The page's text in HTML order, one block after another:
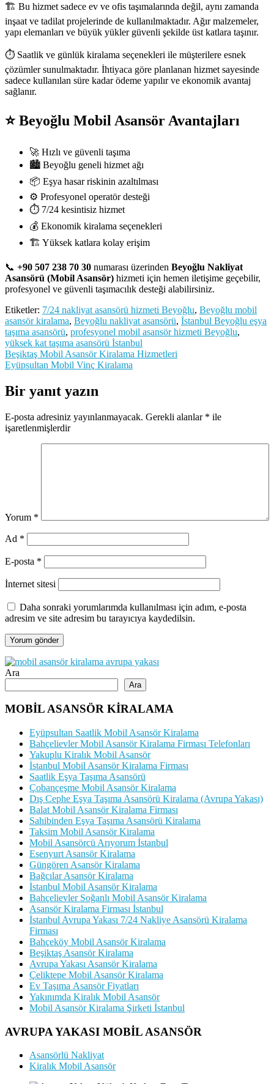
🏗️ Bu hizmet sadece ev ve ofis taşımalarında değil, aynı zamanda
inşaat ve tadilat projelerinde de kullanılmaktadır. Ağır malzemeler,
yapı elemanları ve büyük yükler güvenli şekilde üst katlara taşınır.
⏱️ Saatlik ve günlük kiralama seçenekleri ile müşterilere esnek
çözümler sunulmaktadır. İhtiyaca göre planlanan hizmet sayesinde
sadece kullanılan süre kadar ödeme yapılır ve ekonomik avantaj
sağlanır.
⭐ Beyoğlu Mobil Asansör Avantajları
🚀 Hızlı ve güvenli taşıma
🏙️ Beyoğlu geneli hizmet ağı
📦 Eşya hasar riskinin azaltılması
⚙️ Profesyonel operatör desteği
⏱️ 7/24 kesintisiz hizmet
💰 Ekonomik kiralama seçenekleri
🏗️ Yüksek katlara kolay erişim
📞 +90 507 238 70 30 numarası üzerinden Beyoğlu Nakliyat
Asansörü (Mobil Asansör) hizmeti için hemen iletişime geçebilir,
profesyonel ve güvenli taşımacılık desteği alabilirsiniz.
Etiketler: 7/24 nakliyat asansörü hizmeti Beyoğlu, Beyoğlu mobil
asansör kiralama, Beyoğlu nakliyat asansörü, İstanbul Beyoğlu eşya
taşıma asansörü, profesyonel mobil asansör hizmeti Beyoğlu,
yüksek kat taşıma asansörü İstanbul
Yazı
gezinmesi
Beşiktaş Mobil Asansör Kiralama Hizmetleri
Eyüpsultan Mobil Vinç Kiralama
Bir yanıt yazın
E-posta adresiniz yayınlanmayacak. Gerekli alanlar * ile
işaretlenmişlerdir
Yorum *
Ad *
E-posta *
İnternet sitesi
Daha sonraki yorumlarımda kullanılması için adım, e-posta
adresim ve site adresim bu tarayıcıya kaydedilsin.
Ara
Ara
MOBİL ASANSÖR KİRALAMA
Eyüpsultan Saatlik Mobil Asansör Kiralama
Bahçelievler Mobil Asansör Kiralama Firması Telefonları
Yakuplu Kiralık Mobil Asansör
İstanbul Mobil Asansör Kiralama Firması
Saatlik Eşya Taşıma Asansörü
Çobançeşme Mobil Asansör Kiralama
Dış Cephe Eşya Taşıma Asansörü Kiralama (Avrupa Yakası)
Balat Mobil Asansör Kiralama Firması
Sahibinden Eşya Taşıma Asansörü Kiralama
Taksim Mobil Asansör Kiralama
Mobil Asansörcü Arıyorum İstanbul
Esenyurt Asansör Kiralama
Güngören Asansör Kiralama
Bağcılar Asansör Kiralama
İstanbul Mobil Asansör Kiralama
Bahçelievler Soğanlı Mobil Asansör Kiralama
Asansör Kiralama Firması İstanbul
İstanbul Avrupa Yakası 7/24 Nakliye Asansörü Kiralama
Firması
Bahçeköy Mobil Asansör Kiralama
Beşiktaş Asansör Kiralama
Avrupa Yakası Asansör Kiralama
Çeliktepe Mobil Asansör Kiralama
Ev Taşıma Asansör Fiyatları
Yakınımda Kiralık Mobil Asansör
Mobil Asansör Kiralama Şirketi İstanbul
AVRUPA YAKASI MOBİL ASANSÖR
Asansörlü Nakliyat
Kiralık Mobil Asansör